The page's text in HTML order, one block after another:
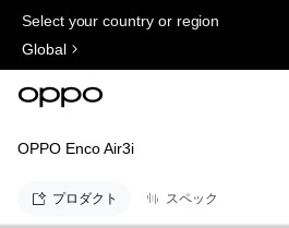
Select your country or region
Global
OPPO Enco Air3i
プロダクト スペック